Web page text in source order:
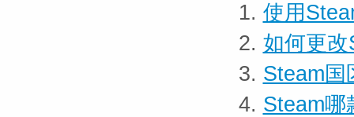
1. 使用
2. 如何更
3. Steam国
4. Steam哪